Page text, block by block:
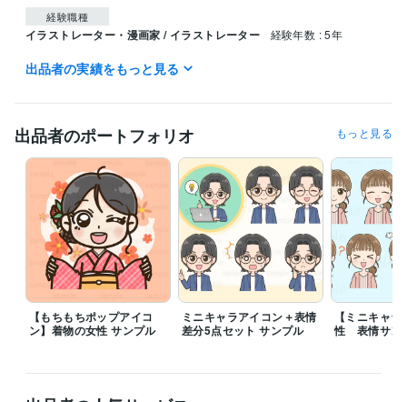
経験職種
イラストレーター・漫画家 / イラストレーター 経験年数 : 5年
受賞歴
Adobe Illustrator:2年CLIP STUDIO PAINT:5年
得意分野
イラスト作成・漫画制作 表情差分セット
イラスト アイコン シンプル かわいい 挿絵 デフォルメ
セット
表情
SNSアイコン
イラスト作成・漫画制作 表情アイコン(1点)
イラスト アイコン シンプル かわいい 表情 SNSアイコン
出品者の実績をもっと見る
出品者のポートフォリオ もっと見る
【もちもちポップアイコ
ン】着物の女性 サンプル
ミニキャラアイコン＋表情
差分5点セット サンプル
【ミニキャ
性 表情サン